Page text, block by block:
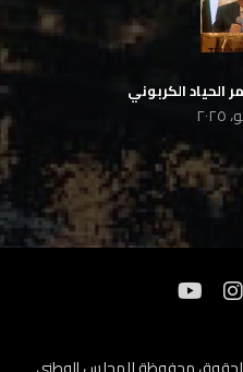
الحياد الكربوني